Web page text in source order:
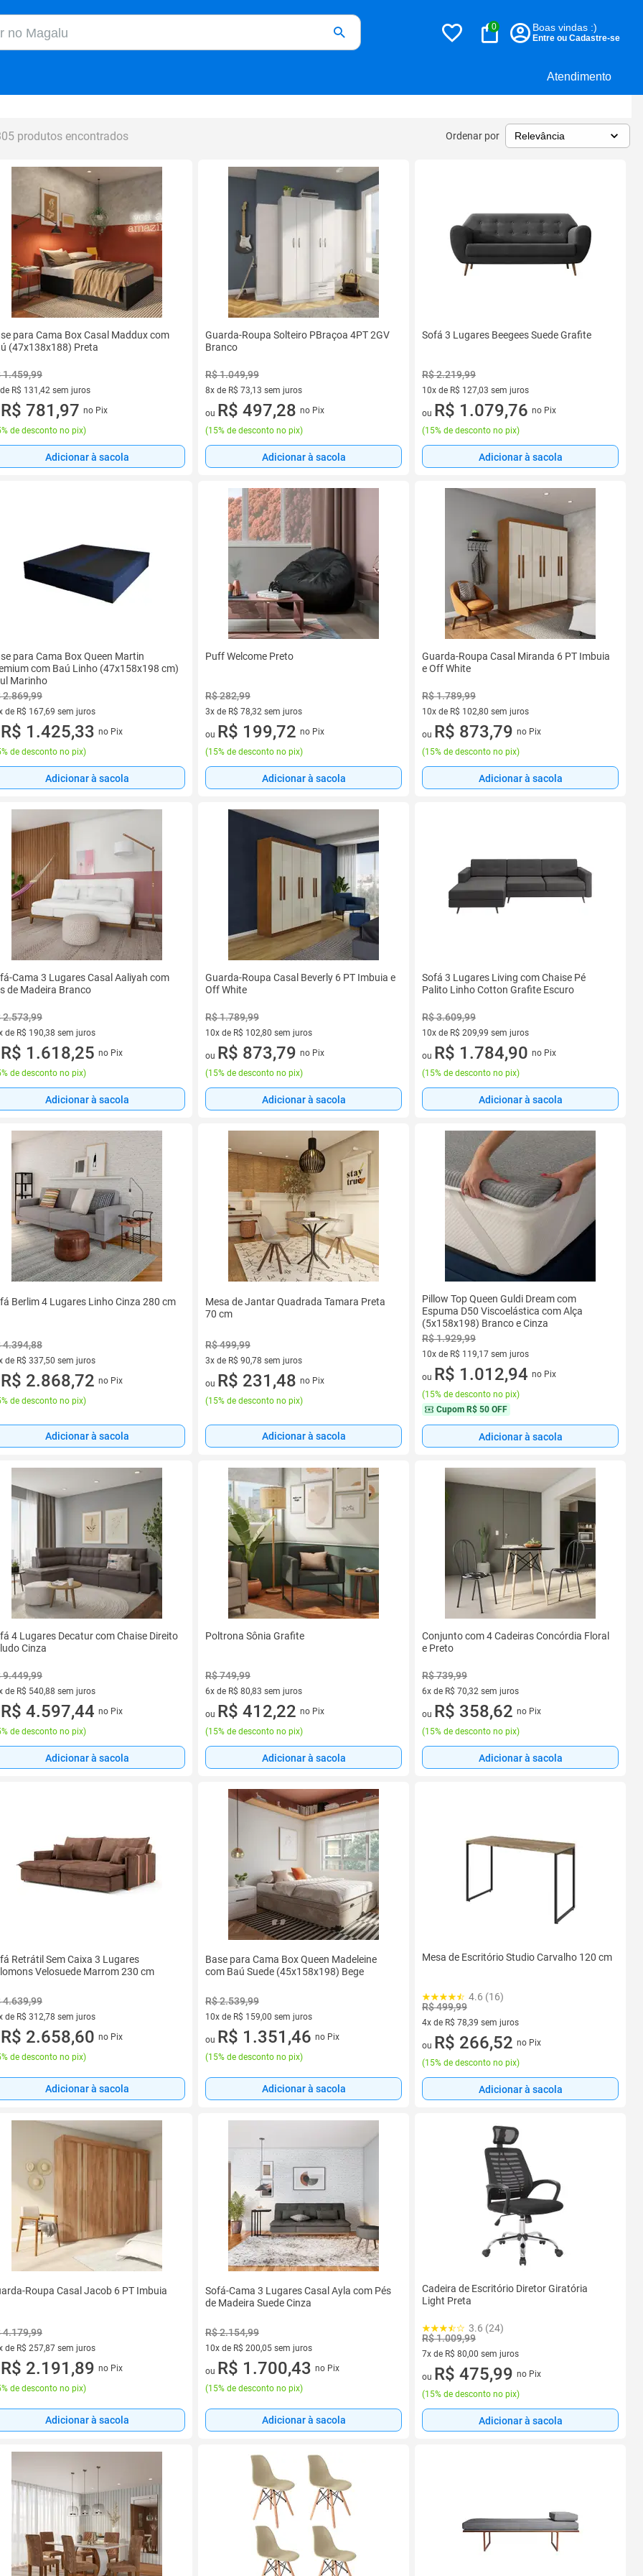
Atendimento
Magalu
0 Boas vindas :)
Entre ou Cadastre-se
produtos encontrados Ordenar por
para Cama Box Casal Maddux com
(47x138x188) Preta
1.459,99
R$ 131,42 sem juros
de R$ 131,42 sem juros
R$ 781,97 no Pix
de desconto no pix)
Adicionar à sacola
Guarda-Roupa Solteiro PBraçoa 4PT 2GV
Branco
R$ 1.049,99
8x de R$ 73,13 sem juros
8 vez de R$ 73,13 sem juros
ou R$ 497,28 no Pix
(15% de desconto no pix)
Adicionar à sacola
Sofá 3 Lugares Beegees Suede Grafite
R$ 2.219,99
10x de R$ 127,03 sem juros
10 vez de R$ 127,03 sem juros
ou R$ 1.079,76 no Pix
(15% de desconto no pix)
Adicionar à sacola
para Cama Box Queen Martin
com Baú Linho (47x158x198 cm)
Marinho
2.869,99
de R$ 167,69 sem juros
vez de R$ 167,69 sem juros
R$ 1.425,33 no Pix
de desconto no pix)
Adicionar à sacola
Puff Welcome Preto
R$ 282,99
3x de R$ 78,32 sem juros
3 vez de R$ 78,32 sem juros
ou R$ 199,72 no Pix
(15% de desconto no pix)
Adicionar à sacola
Guarda-Roupa Casal Miranda 6 PT Imbuia
e Off White
R$ 1.789,99
10x de R$ 102,80 sem juros
10 vez de R$ 102,80 sem juros
ou R$ 873,79 no Pix
(15% de desconto no pix)
Adicionar à sacola
Cama 3 Lugares Casal Aaliyah com
de Madeira Branco
2.573,99
de R$ 190,38 sem juros
vez de R$ 190,38 sem juros
R$ 1.618,25 no Pix
de desconto no pix)
Adicionar à sacola
Guarda-Roupa Casal Beverly 6 PT Imbuia e
Off White
R$ 1.789,99
10x de R$ 102,80 sem juros
10 vez de R$ 102,80 sem juros
ou R$ 873,79 no Pix
(15% de desconto no pix)
Adicionar à sacola
Sofá 3 Lugares Living com Chaise Pé
Palito Linho Cotton Grafite Escuro
R$ 3.609,99
10x de R$ 209,99 sem juros
10 vez de R$ 209,99 sem juros
ou R$ 1.784,90 no Pix
(15% de desconto no pix)
Adicionar à sacola
Berlim 4 Lugares Linho Cinza 280 cm
4.394,88
de R$ 337,50 sem juros
vez de R$ 337,50 sem juros
R$ 2.868,72 no Pix
de desconto no pix)
Adicionar à sacola
Mesa de Jantar Quadrada Tamara Preta
70 cm
R$ 499,99
3x de R$ 90,78 sem juros
3 vez de R$ 90,78 sem juros
ou R$ 231,48 no Pix
(15% de desconto no pix)
Adicionar à sacola
Pillow Top Queen Guldi Dream com
Espuma D50 Viscoelástica com Alça
(5x158x198) Branco e Cinza
R$ 1.929,99
10x de R$ 119,17 sem juros
10 vez de R$ 119,17 sem juros
ou R$ 1.012,94 no Pix
(15% de desconto no pix)
Cupom R$ 50 OFF
Adicionar à sacola
4 Lugares Decatur com Chaise Direito
Cinza
9.449,99
de R$ 540,88 sem juros
vez de R$ 540,88 sem juros
R$ 4.597,44 no Pix
de desconto no pix)
Adicionar à sacola
Poltrona Sônia Grafite
R$ 749,99
6x de R$ 80,83 sem juros
6 vez de R$ 80,83 sem juros
ou R$ 412,22 no Pix
(15% de desconto no pix)
Adicionar à sacola
Conjunto com 4 Cadeiras Concórdia Floral
e Preto
R$ 739,99
6x de R$ 70,32 sem juros
6 vez de R$ 70,32 sem juros
ou R$ 358,62 no Pix
(15% de desconto no pix)
Adicionar à sacola
Retrátil Sem Caixa 3 Lugares
Velosuede Marrom 230 cm
4.639,99
de R$ 312,78 sem juros
vez de R$ 312,78 sem juros
R$ 2.658,60 no Pix
de desconto no pix)
Adicionar à sacola
Base para Cama Box Queen Madeleine
com Baú Suede (45x158x198) Bege
R$ 2.539,99
10x de R$ 159,00 sem juros
10 vez de R$ 159,00 sem juros
ou R$ 1.351,46 no Pix
(15% de desconto no pix)
Adicionar à sacola
Mesa de Escritório Studio Carvalho 120 cm
4.6 (16)
R$ 499,99
4x de R$ 78,39 sem juros
4 vez de R$ 78,39 sem juros
ou R$ 266,52 no Pix
(15% de desconto no pix)
Adicionar à sacola
Roupa Casal Jacob 6 PT Imbuia
4.179,99
de R$ 257,87 sem juros
vez de R$ 257,87 sem juros
R$ 2.191,89 no Pix
de desconto no pix)
Adicionar à sacola
Sofá-Cama 3 Lugares Casal Ayla com Pés
de Madeira Suede Cinza
R$ 2.154,99
10x de R$ 200,05 sem juros
10 vez de R$ 200,05 sem juros
ou R$ 1.700,43 no Pix
(15% de desconto no pix)
Adicionar à sacola
Cadeira de Escritório Diretor Giratória
Light Preta
3.6 (24)
R$ 1.009,99
7x de R$ 80,00 sem juros
7 vez de R$ 80,00 sem juros
ou R$ 475,99 no Pix
(15% de desconto no pix)
Adicionar à sacola